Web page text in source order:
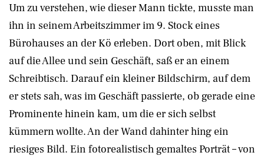
Um zu verstehen, wie dieser Mann tickte, musste man
ihn in seinem Arbeitszimmer im 9. Stock eines
Bürohauses an der Kö erleben. Dort oben, mit Blick
auf die Allee und sein Geschäft, saß er an einem
Schreibtisch. Darauf ein kleiner Bildschirm, auf dem
er stets sah, was im Geschäft passierte, ob gerade eine
Prominente hinein kam, um die er sich selbst
kümmern wollte. An der Wand dahinter hing ein
riesiges Bild. Ein fotorealistisch gemaltes Porträt – von